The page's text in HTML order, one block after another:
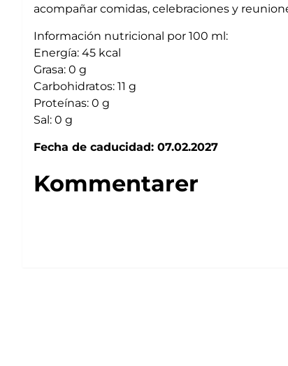
acompañar comidas, celebraciones y
Información nutricional por 100 ml:
Energía: 45 kcal
Grasa: 0 g
Carbohidratos: 11 g
Proteínas: 0 g
Sal: 0 g
Fecha de caducidad: 07.02.2027
Kommentarer